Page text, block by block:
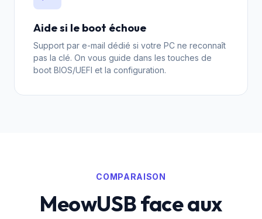
Aide si le boot échoue
Support par e-mail dédié si votre PC ne reconnaît
pas la clé. On vous guide dans les touches de
boot BIOS/UEFI et la configuration.
COMPARAISON
MeowUSB face aux